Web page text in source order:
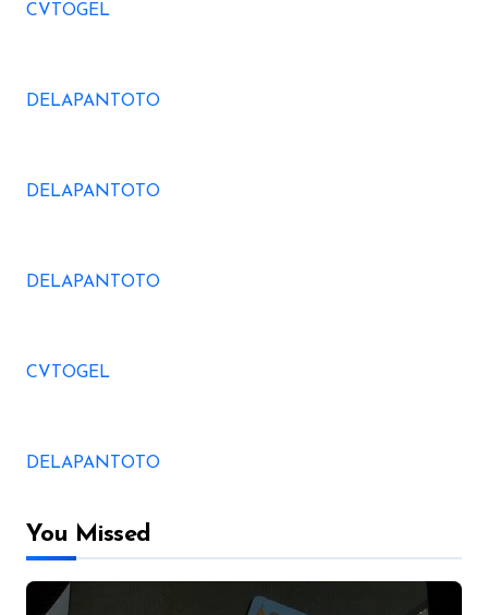
CVTOGEL
DELAPANTOTO
DELAPANTOTO
DELAPANTOTO
CVTOGEL
DELAPANTOTO
You Missed